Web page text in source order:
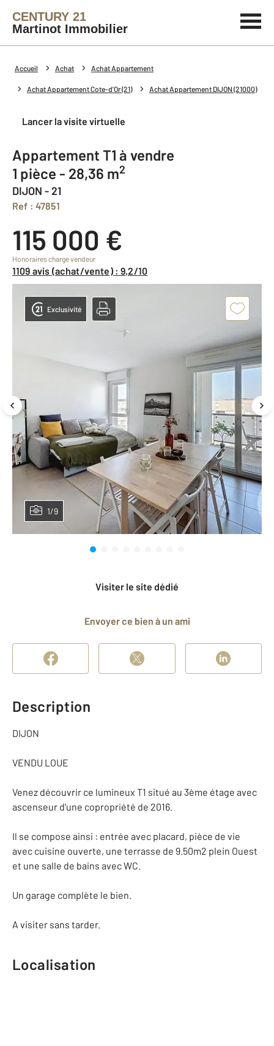
CENTURY 21
Martinot Immobilier
Accueil Achat Achat Appartement
Achat Appartement Cote-d'Or (21) Achat Appartement DIJON (21000)
Lancer la visite virtuelle
Appartement T1 à vendre
1 pièce - 28,36 m2
DIJON - 21
Ref : 47851
115 000 €
Honoraires charge vendeur
1109 avis (achat/vente) : 9,2/10
1/9
Exclusivité
Visiter le site dédié
Envoyer ce bien à un ami
Description
DIJON
VENDU LOUE
Venez découvrir ce lumineux T1 situé au 3ème étage avec
ascenseur d'une copropriété de 2016.
Il se compose ainsi : entrée avec placard, pièce de vie
avec cuisine ouverte, une terrasse de 9.50m2 plein Ouest
et une salle de bains avec WC.
Un garage complète le bien.
A visiter sans tarder.
Localisation